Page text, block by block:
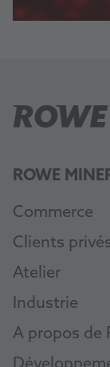
ROWE
Commerce
Clients
Atelier
Industrie
A propos de